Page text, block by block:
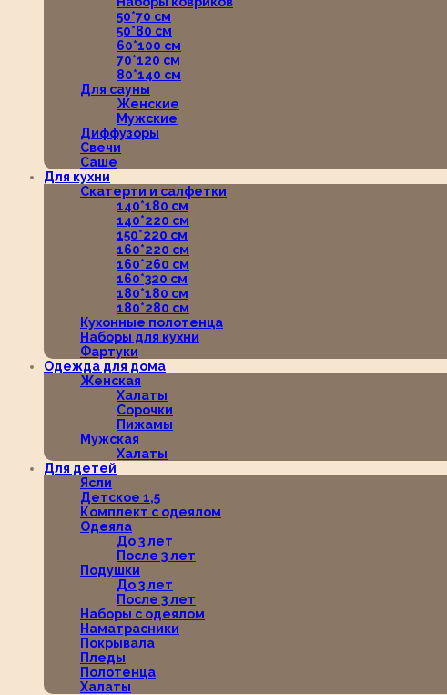
50*70 см
50*80 см
60*100 см
70*120 см
80*140 см
Для сауны
Женские
Мужские
Диффузоры
Свечи
Саше
Для кухни
Скатерти и салфетки
140*180 см
140*220 см
150*220 см
160*220 см
160*260 см
160*320 см
180*180 см
180*280 см
Кухонные полотенца
Наборы для кухни
Фартуки
Одежда для дома
Женская
Халаты
Сорочки
Пижамы
Мужская
Халаты
Для детей
Ясли
Детское 1,5
Комплект с одеялом
Одеяла
До 3 лет
После 3 лет
Подушки
До 3 лет
После 3 лет
Наборы с одеялом
Наматрасники
Покрывала
Пледы
Полотенца
Халаты